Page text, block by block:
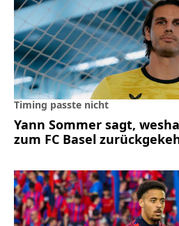
Timing passte nicht
Yann Sommer sagt,
zum FC Basel